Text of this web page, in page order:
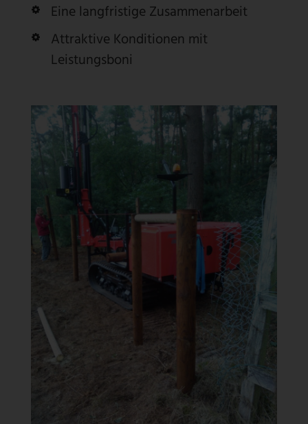
Eine langfristige Zusammenarbeit
Attraktive Konditionen mit
Leistungsboni